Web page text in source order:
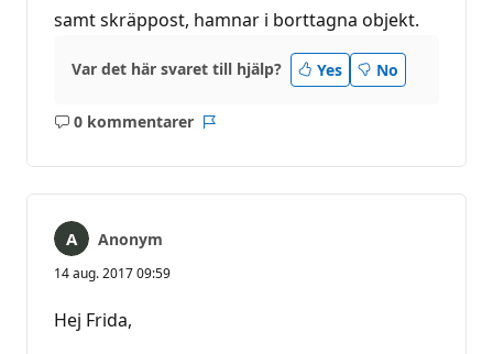
samt skräppost, hamnar i borttagna objekt.
Var det här svaret till hjälp? Yes No
0 kommentarer
Inga
Anonym
14 aug. 2017 09:59
Hej Frida,